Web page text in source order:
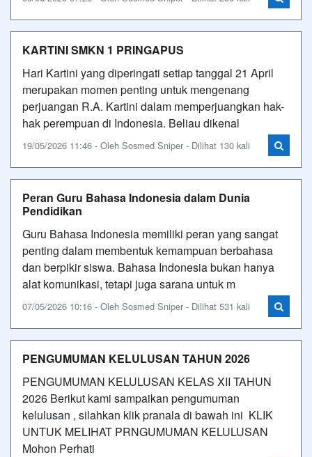
KARTINI SMKN 1 PRINGAPUS
Hari Kartini yang diperingati setiap tanggal 21 April
merupakan momen penting untuk mengenang
perjuangan R.A. Kartini dalam memperjuangkan hak-
hak perempuan di Indonesia. Beliau dikenal
19/05/2026 11:46 - Oleh Sosmed Sniper - Dilihat 130 kali
Peran Guru Bahasa Indonesia dalam Dunia
Pendidikan
Guru Bahasa Indonesia memiliki peran yang sangat
penting dalam membentuk kemampuan berbahasa
dan berpikir siswa. Bahasa Indonesia bukan hanya
alat komunikasi, tetapi juga sarana untuk m
07/05/2026 10:16 - Oleh Sosmed Sniper - Dilihat 531 kali
PENGUMUMAN KELULUSAN TAHUN 2026
PENGUMUMAN KELULUSAN KELAS XII TAHUN
2026 Berikut kami sampaikan pengumuman
kelulusan , silahkan klik pranala di bawah ini KLIK
UNTUK MELIHAT PRNGUMUMAN KELULUSAN
Mohon Perhati